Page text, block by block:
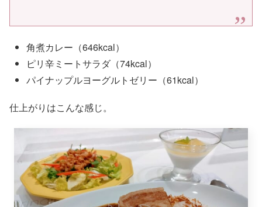
角煮カレー（646kcal）
ピリ辛ミートサラダ（74kcal）
パイナップルヨーグルトゼリー（61kcal）
仕上がりはこんな感じ。